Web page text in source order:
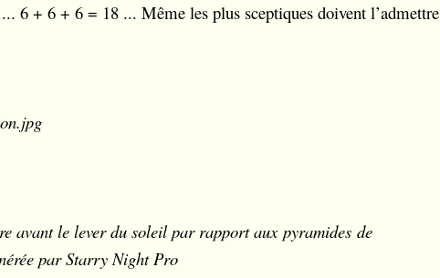
6 + 6 + 6 = 18 ... Même les plus sceptiques doivent
avant le lever du soleil par rapport aux pyramides de
par Starry Night Pro